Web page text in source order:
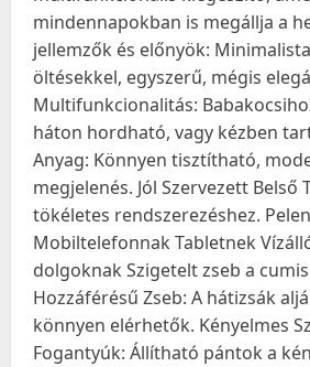
mindennapokban is megállja a
jellemzők és előnyök:
öltésekkel, egyszerű, mégis
Multifunkcionalitás:
háton hordható, vagy kézben
Anyag: Könnyen tisztítható,
megjelenés. Jól Szervezett Belső
tökéletes rendszerezéshez.
Mobiltelefonnak Tabletnek
dolgoknak Szigetelt zseb a
Hozzáférésű Zseb: A hátizsák
könnyen elérhetők. Kényelmes
Fogantyúk: Állítható pántok a